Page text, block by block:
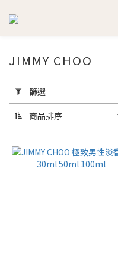
用
篩
選
(0/20)
價格
(NT$)
JIMMY CHOO
篩選
商品排序